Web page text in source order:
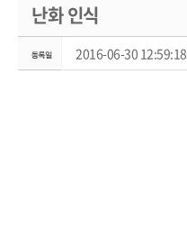
난화 인식
2016-06-30 12:59:18